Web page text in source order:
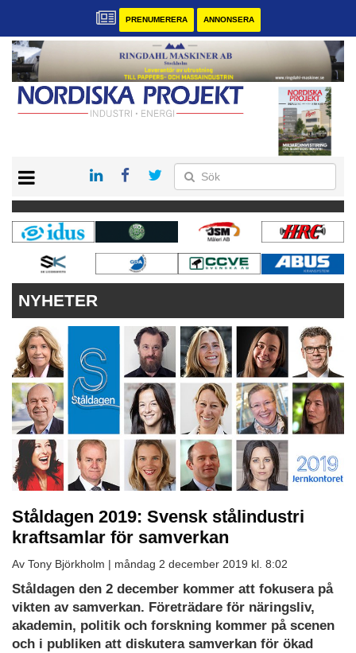
PRENUMERERA ANNONSERA
KONTAKT
VÅRA ANDRA MAGASIN
PRENUMERERA
ANNONSERA
NYHETER
Ståldagen 2019: Svensk stålindustri
kraftsamlar för samverkan
Av Tony Björkholm | måndag 2 december 2019 kl. 8:02
Ståldagen den 2 december kommer att fokusera på
vikten av samverkan. Företrädare för näringsliv,
akademin, politik och forskning kommer på scenen
och i publiken att diskutera samverkan för ökad